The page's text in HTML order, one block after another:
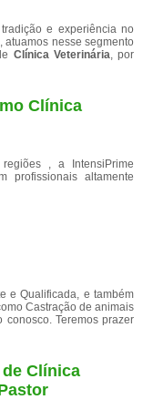
e experiência no
nesse segmento
Clínica Veterinária, por
Clínica
, a IntensiPrime
profissionais altamente
e Qualificada, e também
Castração de animais
Teremos prazer
Clínica